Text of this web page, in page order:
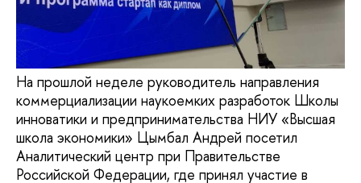
На прошлой неделе руководитель направления
коммерциализации наукоемких разработок Школы
инноватики и предпринимательства НИУ «Высшая
школа экономики» Цымбал Андрей посетил
Аналитический центр при Правительстве
Российской Федерации, где принял участие в